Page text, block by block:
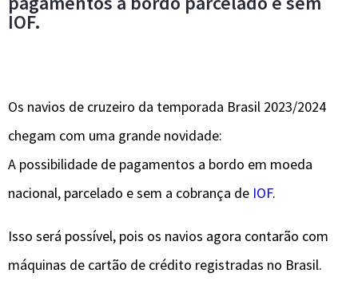
IOF.
Os navios de cruzeiro da temporada Brasil 2023/2024
chegam com uma grande novidade:
A possibilidade de pagamentos a bordo em moeda
nacional, parcelado e sem a cobrança de IOF.
Isso será possível, pois os navios agora contarão com
máquinas de cartão de crédito registradas no Brasil.